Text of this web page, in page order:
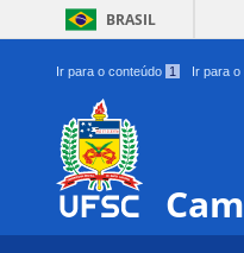
BRASIL
Ir para o conteúdo 1 Ir para o